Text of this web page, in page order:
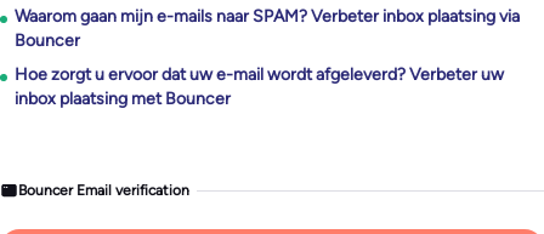
Waarom gaan mijn e-mails naar SPAM? Verbeter inbox plaatsing via
Bouncer
Hoe zorgt u ervoor dat uw e-mail wordt afgeleverd? Verbeter uw
inbox plaatsing met Bouncer
Bouncer Email verification